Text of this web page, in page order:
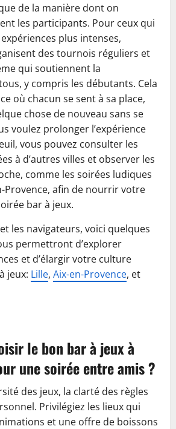
de la manière dont on
les participants. Pour ceux qui
plus intenses,
des tournois réguliers et
qui soutiennent la
y compris les débutants. Cela
où chacun se sent à sa place,
chose de nouveau sans se
voulez prolonger l’expérience
vous pouvez consulter les
à d’autres villes et observer les
comme les soirées ludiques
Provence, afin de nourrir votre
bar à jeux.
les navigateurs, voici quelques
permettront d’explorer
et d’élargir votre culture
jeux: Lille, Aix-en-Provence, et
le bon bar à jeux à
une soirée entre amis ?
des jeux, la clarté des règles
Privilégiez les lieux qui
et une offre de boissons